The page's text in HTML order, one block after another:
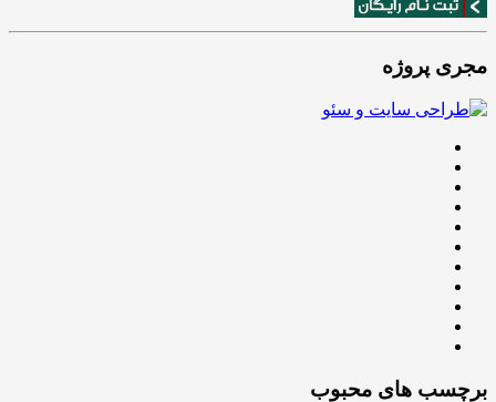
مجری پروژه
برچسب های محبوب